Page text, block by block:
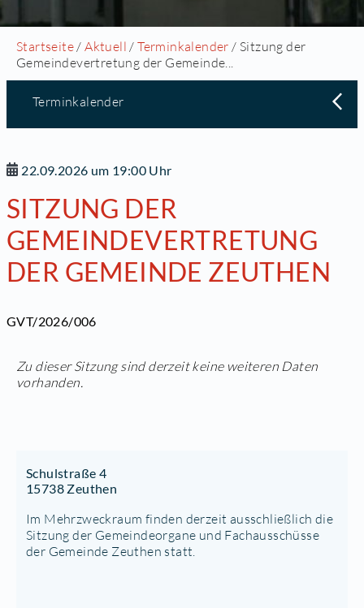
Startseite /Aktuell /Terminkalender / Sitzung der
Gemeindevertretung der Gemeinde...
Terminkalender
22.09.2026 um 19:00 Uhr
SITZUNG DER
GEMEINDEVERTRETUNG
DER GEMEINDE ZEUTHEN
GVT/2026/006
Zu dieser Sitzung sind derzeit keine weiteren Daten
vorhanden.
Schulstraße 4
15738 Zeuthen
Im Mehrzweckraum finden derzeit ausschließlich die
Sitzung der Gemeindeorgane und Fachausschüsse
der Gemeinde Zeuthen statt.